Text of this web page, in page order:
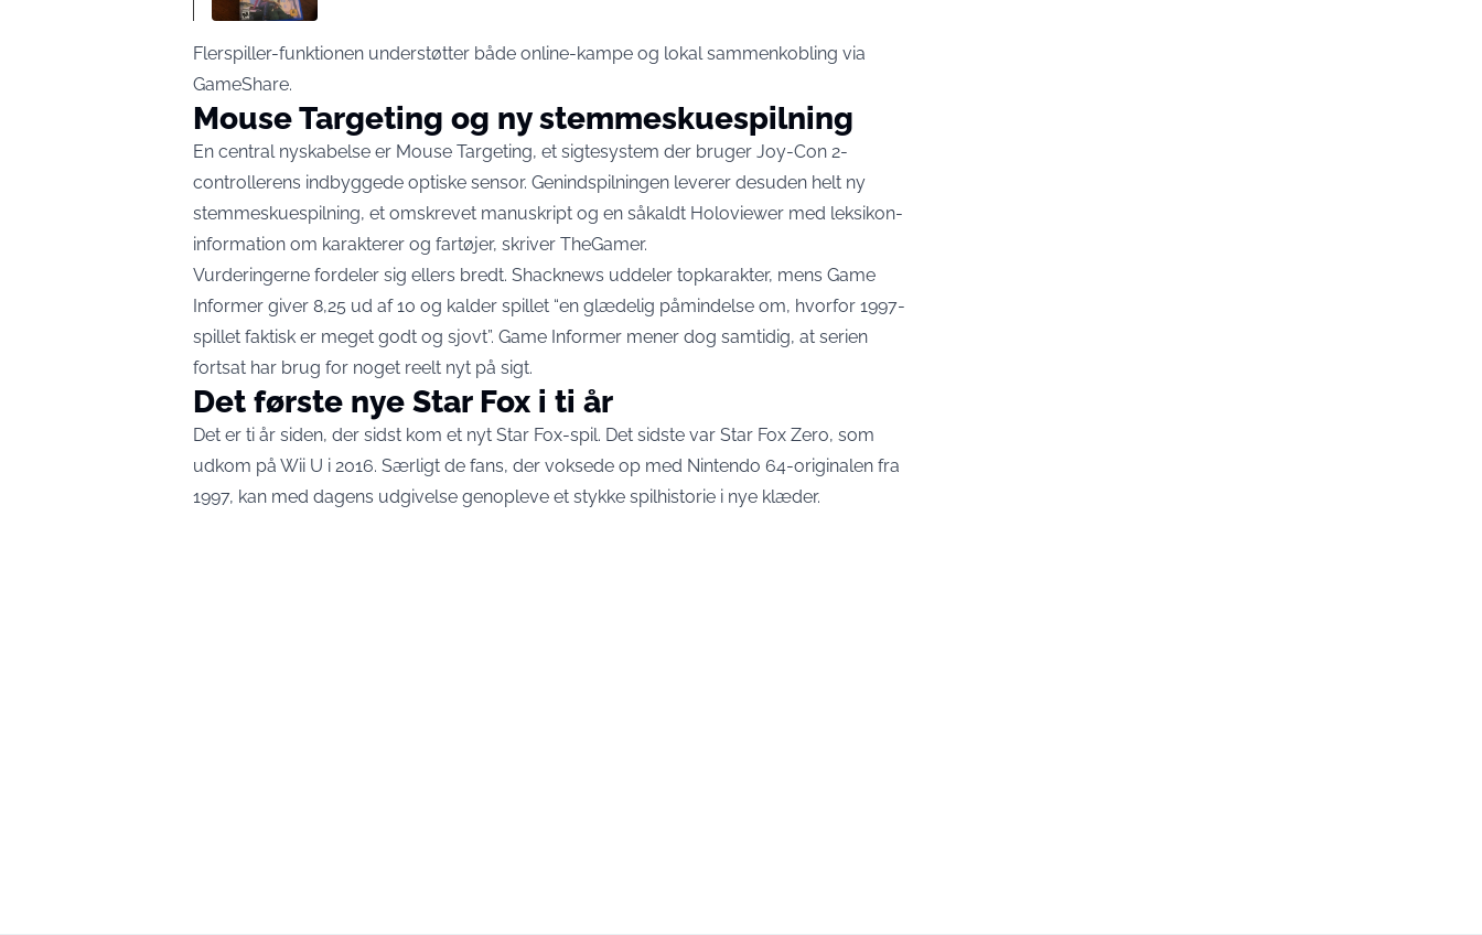
Flerspiller-funktionen understøtter både online-kampe og lokal sammenkobling via
GameShare.
Mouse Targeting og ny stemmeskuespilning
En central nyskabelse er Mouse Targeting, et sigtesystem der bruger Joy-Con 2-
controllerens indbyggede optiske sensor. Genindspilningen leverer desuden helt ny
stemmeskuespilning, et omskrevet manuskript og en såkaldt Holoviewer med leksikon-
information om karakterer og fartøjer, skriver TheGamer.
Vurderingerne fordeler sig ellers bredt. Shacknews uddeler topkarakter, mens Game
Informer giver 8,25 ud af 10 og kalder spillet “en glædelig påmindelse om, hvorfor 1997-
spillet faktisk er meget godt og sjovt”. Game Informer mener dog samtidig, at serien
fortsat har brug for noget reelt nyt på sigt.
Det første nye Star Fox i ti år
Det er ti år siden, der sidst kom et nyt Star Fox-spil. Det sidste var Star Fox Zero, som
udkom på Wii U i 2016. Særligt de fans, der voksede op med Nintendo 64-originalen fra
1997, kan med dagens udgivelse genopleve et stykke spilhistorie i nye klæder.